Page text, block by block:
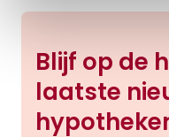
Blijf op de
laatste